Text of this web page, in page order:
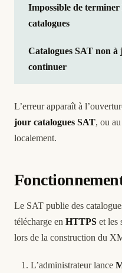
Impossible de terminer
catalogues
Catalogues SAT non
continuer
L’erreur apparaît à
jour catalogues SAT, ou
localement.
Le SAT publie des
télécharge en HTTPS et les
lors de la construction du
L’administrateur lance